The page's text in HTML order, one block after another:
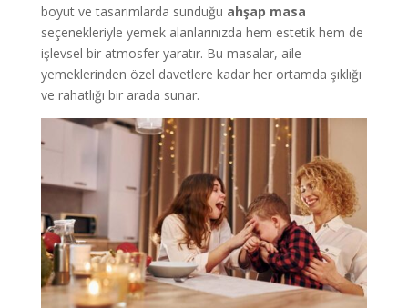
boyut ve tasarımlarda sunduğu ahşap masa
seçenekleriyle yemek alanlarınızda hem estetik hem de
işlevsel bir atmosfer yaratır. Bu masalar, aile
yemeklerinden özel davetlere kadar her ortamda şıklığı
ve rahatlığı bir arada sunar.